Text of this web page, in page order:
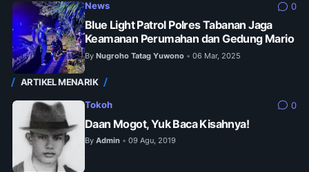
News 0
Blue Light Patrol Polres Tabanan Jaga
Keamanan Perumahan dan Gedung Mario
By Nugroho Tatag Yuwono • 06 Mar, 2025
ARTIKEL MENARIK
Tokoh 0
Daan Mogot, Yuk Baca Kisahnya!
By Admin • 09 Agu, 2019